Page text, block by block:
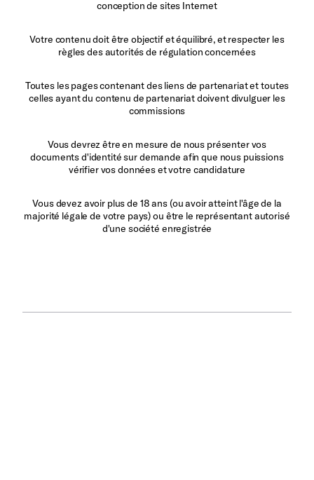
conception de sites Internet
Votre contenu doit être objectif et équilibré, et respecter les
règles des autorités de régulation concernées
Toutes les pages contenant des liens de partenariat et toutes
celles ayant du contenu de partenariat doivent divulguer les
commissions
Vous devrez être en mesure de nous présenter vos
documents d'identité sur demande afin que nous puissions
vérifier vos données et votre candidature
Vous devez avoir plus de 18 ans (ou avoir atteint l'âge de la
majorité légale de votre pays) ou être le représentant autorisé
d'une société enregistrée